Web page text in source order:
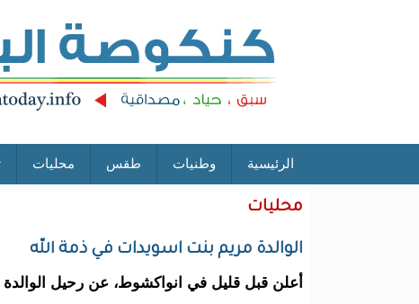
الرئيسية وطنيات طقس محليات
محليات
الوالدة مريم بنت اسويدات في ذمة الله
أعلن قبل قليل في انواكشوط، عن رحيل الوالدة